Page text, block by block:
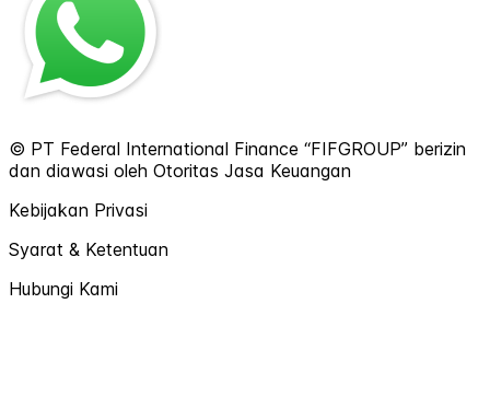
© PT Federal International Finance “FIFGROUP” berizin
dan diawasi oleh Otoritas Jasa Keuangan
Kebijakan Privasi
Syarat & Ketentuan
Hubungi Kami